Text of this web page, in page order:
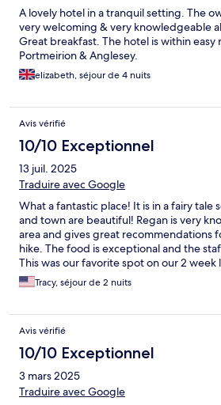
A lovely hotel in a tranquil setting. The
very welcoming & very knowledgeable
Great breakfast. The hotel is within easy
Portmeirion & Anglesey.
elizabeth, séjour de 4 nuits
Avis vérifié
10/10 Exceptionnel
13 juil. 2025
Traduire avec Google
What a fantastic place! It is in a fairy
and town are beautiful! Regan is very
area and gives great recommendations
hike. The food is exceptional and the
This was our favorite spot on our 2
recommended!
Tracy, séjour de 2 nuits
Avis vérifié
10/10 Exceptionnel
3 mars 2025
Traduire avec Google